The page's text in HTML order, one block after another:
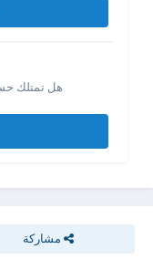
هل تمتلك
مشاركة